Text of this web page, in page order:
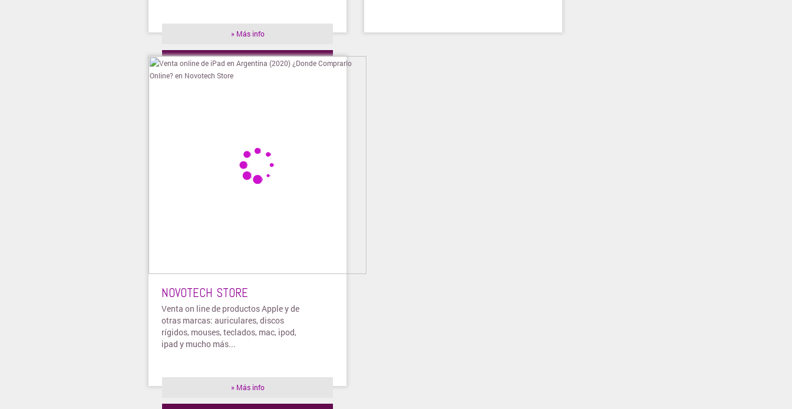
» Más info
» Visitar tienda
NOVOTECH STORE
Venta on line de productos Apple y de
otras marcas: auriculares, discos
rígidos, mouses, teclados, mac, ipod,
ipad y mucho más...
» Más info